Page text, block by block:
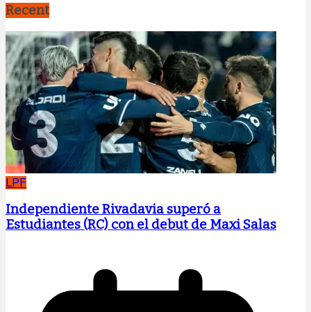
Recent
LPF
Independiente Rivadavia superó a
Estudiantes (RC) con el debut de Maxi Salas